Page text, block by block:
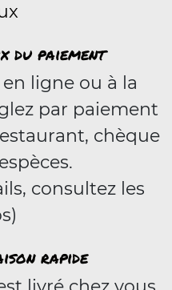
du paiement
ligne ou à la
par paiement
chèque
consultez les
rapide